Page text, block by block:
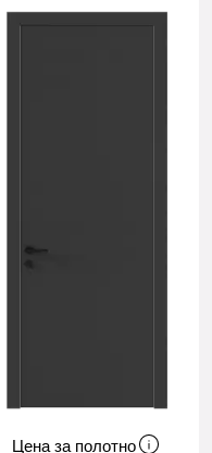
Цена за полотно